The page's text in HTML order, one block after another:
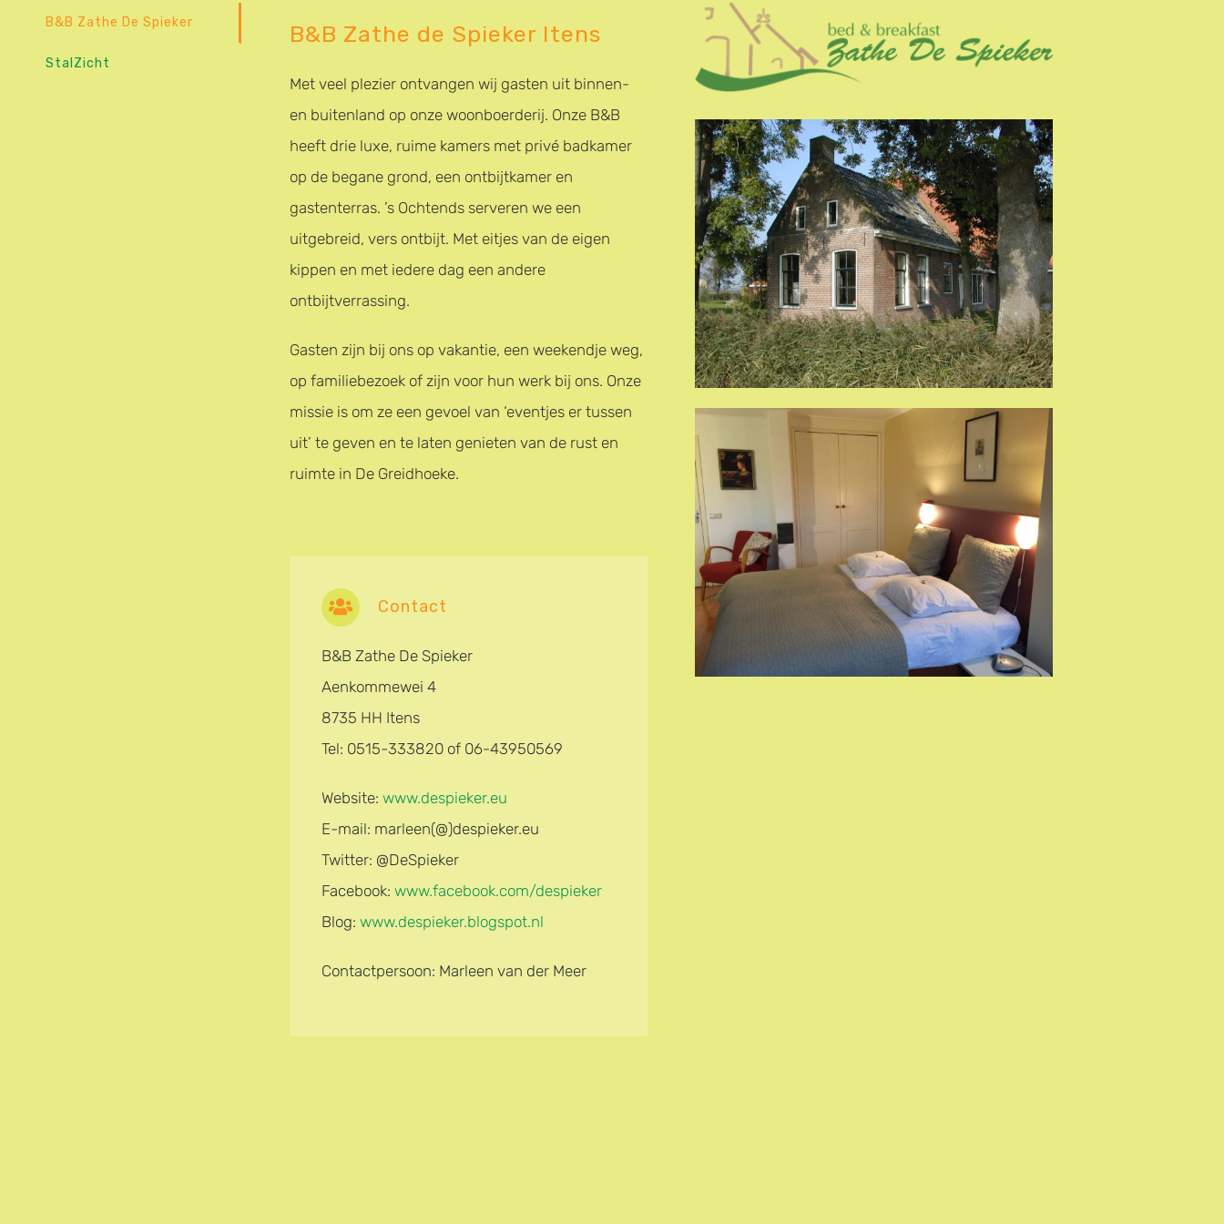
B&B Zathe De Spieker
StalZicht
B&B Zathe de Spieker Itens
Met veel plezier ontvangen wij gasten uit binnen-
en buitenland op onze woonboerderij. Onze B&B
heeft drie luxe, ruime kamers met privé badkamer
op de begane grond, een ontbijtkamer en
gastenterras. ’s Ochtends serveren we een
uitgebreid, vers ontbijt. Met eitjes van de eigen
kippen en met iedere dag een andere
ontbijtverrassing.
Gasten zijn bij ons op vakantie, een weekendje weg,
op familiebezoek of zijn voor hun werk bij ons. Onze
missie is om ze een gevoel van ‘eventjes er tussen
uit’ te geven en te laten genieten van de rust en
ruimte in De Greidhoeke.
Contact
B&B Zathe De Spieker
Aenkommewei 4
8735 HH Itens
Tel: 0515-333820 of 06-43950569
Website: www.despieker.eu
E-mail: marleen(@)despieker.eu
Twitter: @DeSpieker
Facebook: www.facebook.com/despieker
Blog: www.despieker.blogspot.nl
Contactpersoon: Marleen van der Meer